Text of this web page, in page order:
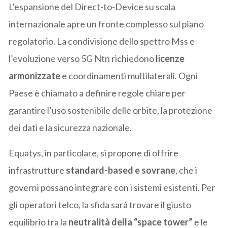
L’espansione del Direct-to-Device su scala
internazionale apre un fronte complesso sul piano
regolatorio. La condivisione dello spettro Mss e
l’evoluzione verso 5G Ntn richiedonolicenze
armonizzatee coordinamenti multilaterali. Ogni
Paese è chiamato a definire regole chiare per
garantire l’uso sostenibile delle orbite, la protezione
dei dati e la sicurezza nazionale.
Equatys, in particolare, si propone di offrire
infrastrutture standard-based e sovrane, che i
governi possano integrare con i sistemi esistenti. Per
gli operatori telco, la sfida sarà trovare il giusto
equilibrio tra la neutralità della “space tower” e le